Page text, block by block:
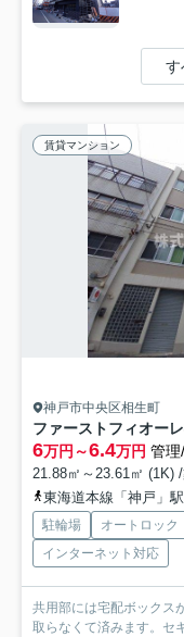
す
賃貸マンション
神戸市中央区相生町
ファーストフィオー
6万円～6.4万円 管理
21.88㎡～23.61㎡ (1K)
東海道本線「神戸」
駐輪場 オートロック
インターネット対応
共用部には宅配ボックス
取らなくて済みます。セ